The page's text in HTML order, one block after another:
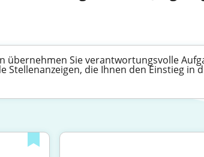
übernehmen Sie verantwortungsvolle
Stellenanzeigen, die Ihnen den Einstieg in